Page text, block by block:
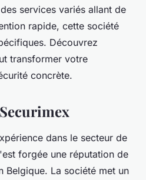
services variés allant de
rapide, cette société
Découvrez
transformer votre
concrète.
dans le secteur de
forgée une réputation de
La société met un